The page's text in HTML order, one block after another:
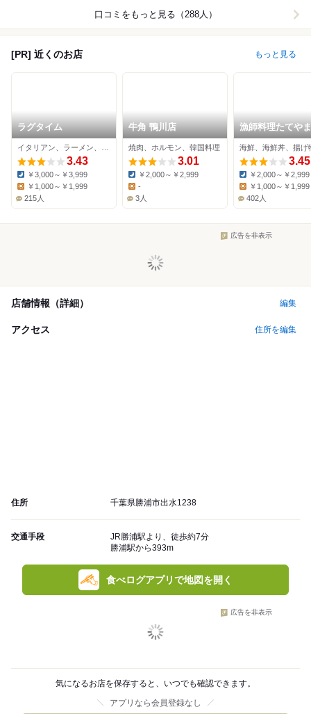
口コミをもっと見る（288人）
[PR] 近くのお店 もっと見る
ラグタイム
3.43
Dinner:
￥3,000～￥3,999
￥1,000～￥1,999
215人
牛角 鴨川店
焼肉、ホルモン、韓国料理
3.01
Dinner:
￥2,000～￥2,999
Lunch:
-
3人
漁師料理たてやま
海鮮、海鮮丼、揚げ
3.45
Dinner:
￥2,000～￥2,999
￥1,000～￥1,999
402人
広告を非表示
店舗情報（詳細） 編集
アクセス 住所を編集
住所 千葉県勝浦市出水1238
交通手段
JR勝浦駅より、徒歩約7分
勝浦駅から393m
食べログアプリで地図を開く
広告を非表示
気になるお店を保存すると、いつでも確認できます。
アプリなら会員登録なし